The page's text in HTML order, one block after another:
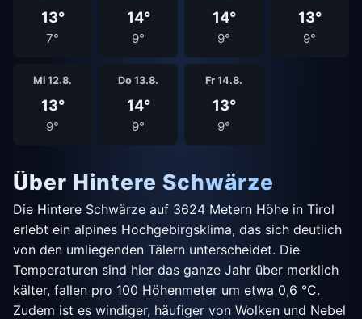
13°
7°
14°
9°
14°
9°
13°
9°
Mi 12.8.
13°
9°
Do 13.8.
14°
9°
Fr 14.8.
13°
9°
Über Hintere Schwärze
Die Hintere Schwärze auf 3624 Metern Höhe in Tirol
erlebt ein alpines Hochgebirgsklima, das sich deutlich
von den umliegenden Tälern unterscheidet. Die
Temperaturen sind hier das ganze Jahr über merklich
kälter, fallen pro 100 Höhenmeter um etwa 0,6 °C.
Zudem ist es windiger, häufiger von Wolken und Nebel